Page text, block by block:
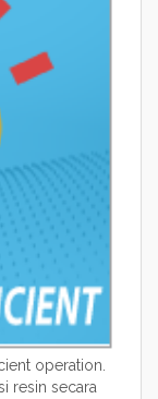
operation.
resin secara